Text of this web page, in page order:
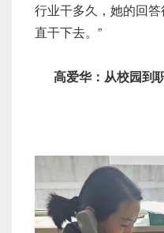
行业干多久，她的回
直干下去。”
高爱华：从校园到